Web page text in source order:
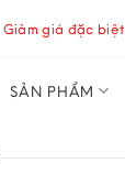
Giảm giá đặc biệt
SẢN PHẨM